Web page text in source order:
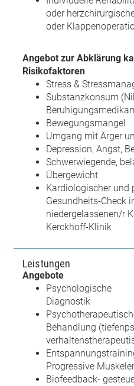
oder
oder
Angebot zur Abklärung
Risikofaktoren
Stress &
Substanzkonsum
Bewegungsmangel
Umgang mit Ärger
Depression, Angst,
Schwerwiegende,
Übergewicht
Kardiologischer und
Gesundheits-Check
niedergelassenen/r
Kerckhoff-Klinik
Leistungen
Angebote
Psychologische
Diagnostik
Behandlung
Progressive
Biofeedback-